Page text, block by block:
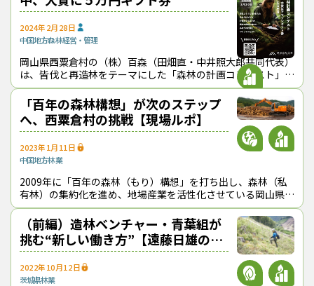
2024年2月28日
中国地方森林経営・管理
岡山県西粟倉村の（株）百森（田畑直・中井照大郎共同代表）
は、皆伐と再造林をテーマにした「森林の計画コンテスト」を
開催している。募集締め切りは３月30日（土）で、大賞受賞
者にはアマゾンギフト券５万円分
「百年の森林構想」が次のステップ
へ、西粟倉村の挑戦【現場ルポ】
2023年1月11日
中国地方林業
2009年に「百年の森林（もり）構想」を打ち出し、森林（私
有林）の集約化を進め、地場産業を活性化させている岡山県西
粟倉村。同構想策定から10年以上が経ち、針葉樹林一辺倒の
森林づくりから広葉樹林への転換
（前編）造林ベンチャー・青葉組が
挑む“新しい働き方”【遠藤日雄のル
ポ＆対論】
2022年10月12日
茨城県林業